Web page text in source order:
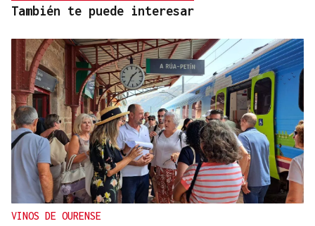
También te puede interesar
VINOS DE OURENSE